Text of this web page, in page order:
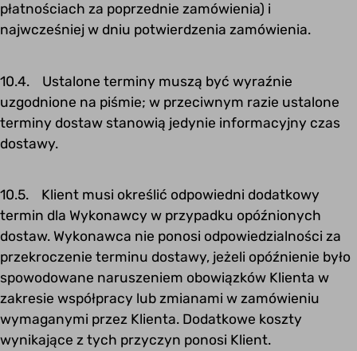
płatnościach za poprzednie zamówienia) i
najwcześniej w dniu potwierdzenia zamówienia.
10.4. Ustalone terminy muszą być wyraźnie
uzgodnione na piśmie; w przeciwnym razie ustalone
terminy dostaw stanowią jedynie informacyjny czas
dostawy.
10.5. Klient musi określić odpowiedni dodatkowy
termin dla Wykonawcy w przypadku opóźnionych
dostaw. Wykonawca nie ponosi odpowiedzialności za
przekroczenie terminu dostawy, jeżeli opóźnienie było
spowodowane naruszeniem obowiązków Klienta w
zakresie współpracy lub zmianami w zamówieniu
wymaganymi przez Klienta. Dodatkowe koszty
wynikające z tych przyczyn ponosi Klient.